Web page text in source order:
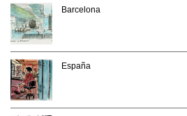
Barcelona
España